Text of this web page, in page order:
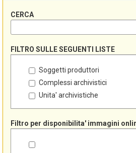
CERCA
FILTRO SULLE SEGUENTI LISTE
Soggetti produttori
Complessi archivistici
Unita' archivistiche
Filtro per disponibilita' immagini